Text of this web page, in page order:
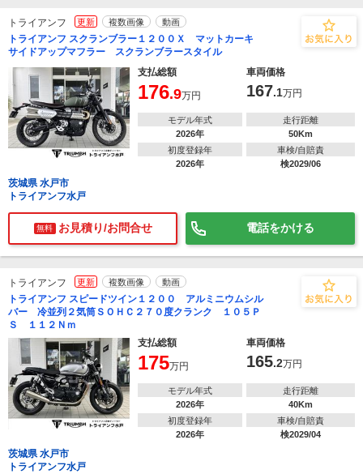
トライアンフ 更新 複数画像 動画
トライアンフ スクランブラー１２００Ｘ マットカーキ
サイドアップマフラー スクランブラースタイル
支払総額
車両価格
176.9万円 167.1万円
モデル年式
2026年
走行距離
50Km
初度登録年
2026年
車検/自賠責
検2029/06
茨城県 水戸市
トライアンフ水戸
無料 お見積り/お問合せ 電話をかける
トライアンフ 更新 複数画像 動画
トライアンフ スピードツイン１２００ アルミニウムシル
バー 冷並列２気筒ＳＯＨＣ２７０度クランク １０５Ｐ
Ｓ １１２Ｎｍ
支払総額
車両価格
175万円 165.2万円
モデル年式
2026年
走行距離
40Km
初度登録年
2026年
車検/自賠責
検2029/04
茨城県 水戸市
トライアンフ水戸